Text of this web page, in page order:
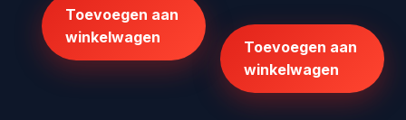
Toevoegen aan
winkelwagen
€1.075,00.€875,00.
Toevoegen aan
winkelwagen